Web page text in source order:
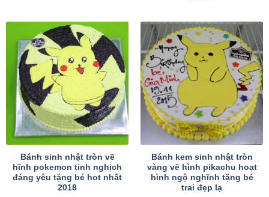
Bánh sinh nhật tròn vẽ
hĩnh pokemon tinh nghịch
đáng yêu tặng bé hot nhất
2018
Bánh kem sinh nhật tròn
vàng vẽ hình pikachu hoạt
hình ngộ nghĩnh tặng bé
trai đẹp lạ